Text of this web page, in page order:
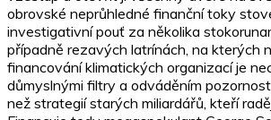
obrovské neprůhledné finanční toky
investigativní pouť za několika
případně rezavých latrínách, na kterých
financování klimatických organizací je
důmyslnými filtry a odváděním
než strategií starých miliardářů, kteří